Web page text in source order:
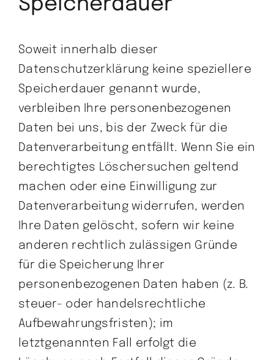
Speicherdauer
Soweit innerhalb dieser
Datenschutzerklärung keine speziellere
Speicherdauer genannt wurde,
verbleiben Ihre personenbezogenen
Daten bei uns, bis der Zweck für die
Datenverarbeitung entfällt. Wenn Sie ein
berechtigtes Löschersuchen geltend
machen oder eine Einwilligung zur
Datenverarbeitung widerrufen, werden
Ihre Daten gelöscht, sofern wir keine
anderen rechtlich zulässigen Gründe
für die Speicherung Ihrer
personenbezogenen Daten haben (z. B.
steuer- oder handelsrechtliche
Aufbewahrungsfristen); im
letztgenannten Fall erfolgt die